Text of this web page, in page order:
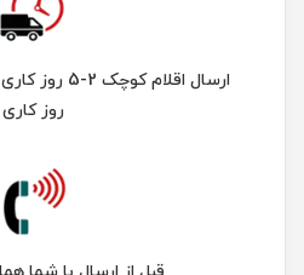
روز کاری